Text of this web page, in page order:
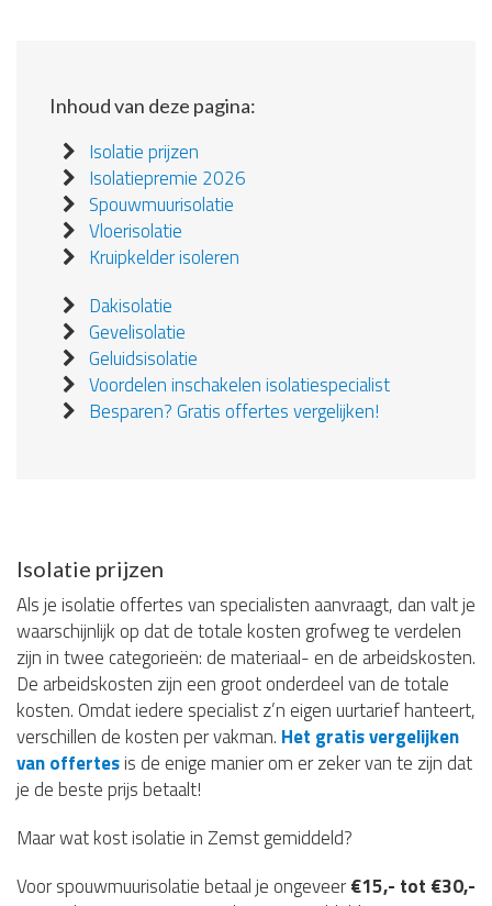
Inhoud van deze pagina:
Isolatie prijzen
Isolatiepremie 2026
Spouwmuurisolatie
Vloerisolatie
Kruipkelder isoleren
Dakisolatie
Gevelisolatie
Geluidsisolatie
Voordelen inschakelen isolatiespecialist
Besparen? Gratis offertes vergelijken!
Isolatie prijzen
Als je isolatie offertes van specialisten aanvraagt, dan valt je
waarschijnlijk op dat de totale kosten grofweg te verdelen
zijn in twee categorieën: de materiaal- en de arbeidskosten.
De arbeidskosten zijn een groot onderdeel van de totale
kosten. Omdat iedere specialist z’n eigen uurtarief hanteert,
verschillen de kosten per vakman. Het gratis vergelijken
van offertesis de enige manier om er zeker van te zijn dat
je de beste prijs betaalt!
Maar wat kost isolatie in Zemst gemiddeld?
Voor spouwmuurisolatie betaal je ongeveer€15,- tot €30,-